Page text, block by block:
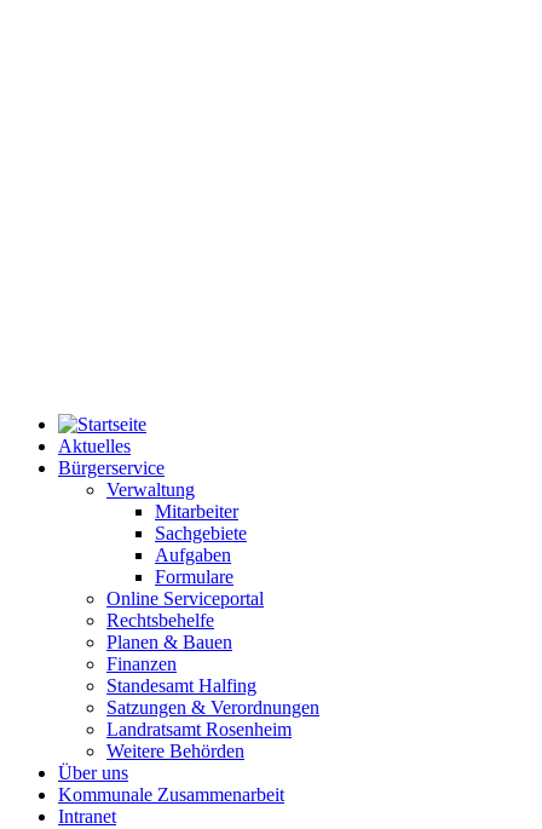
Aktuelles
Bürgerservice
Verwaltung
Mitarbeiter
Sachgebiete
Aufgaben
Formulare
Online Serviceportal
Rechtsbehelfe
Planen & Bauen
Finanzen
Standesamt Halfing
Satzungen & Verordnungen
Landratsamt Rosenheim
Weitere Behörden
Über uns
Kommunale Zusammenarbeit
Intranet